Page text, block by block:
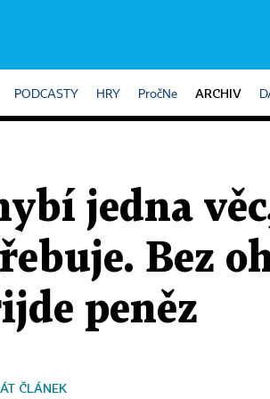
PODCASTY HRY PročNe ARCHIV
jedna
Bez
peněz
ČLÁNEK